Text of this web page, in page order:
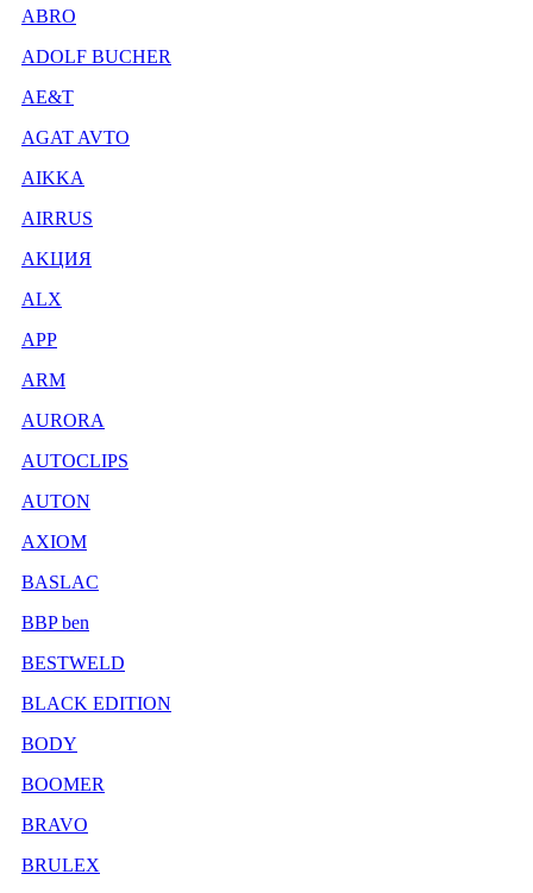
ABRO
ADOLF BUCHER
AE&T
AGAT AVTO
AIKKA
AIRRUS
AKЦИЯ
ALX
APP
ARM
AURORA
AUTOCLIPS
AUTON
AXIOM
BASLAC
BBP ben
BESTWELD
BLACK EDITION
BODY
BOOMER
BRAVO
BRULEX